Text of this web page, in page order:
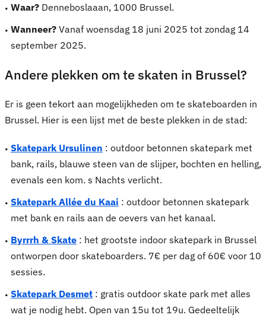
Waar? Denneboslaaan, 1000 Brussel.
Wanneer? Vanaf woensdag 18 juni 2025 tot zondag 14
september 2025.
Andere plekken om te skaten in Brussel?
Er is geen tekort aan mogelijkheden om te skateboarden in
Brussel. Hier is een lijst met de beste plekken in de stad:
Skatepark Ursulinen : outdoor betonnen skatepark met
bank, rails, blauwe steen van de slijper, bochten en helling,
evenals een kom. s Nachts verlicht.
Skatepark Allée du Kaai : outdoor betonnen skatepark
met bank en rails aan de oevers van het kanaal.
Byrrrh & Skate : het grootste indoor skatepark in Brussel
ontworpen door skateboarders. 7€ per dag of 60€ voor 10
sessies.
Skatepark Desmet : gratis outdoor skate park met alles
wat je nodig hebt. Open van 15u tot 19u. Gedeeltelijk